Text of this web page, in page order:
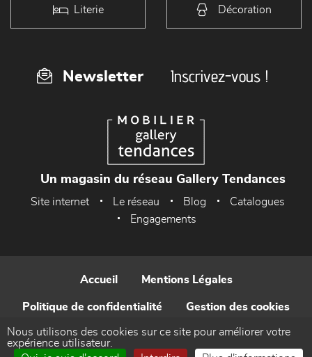
Literie Décoration
Newsletter Inscrivez-vous !
Un magasin du réseau Gallery Tendances
Site internet Le réseau Blog
Catalogues
Engagements
Accueil Mentions Légales
Politique de confidentialité Gestion des cookies
Contact
Nous utilisons des cookies sur ce site pour améliorer votre
expérience utilisateur.